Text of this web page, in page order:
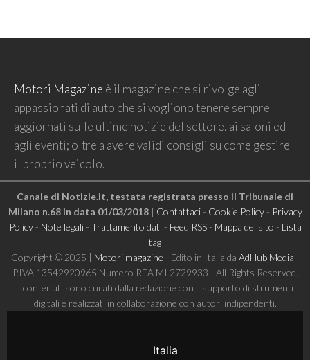
Motori Magazine è il magazine che si rivolge agli
appassionati di auto che si vogliono tenere sempre
aggiornati sulle ultime notizie del settore, ai saloni ed
agli eventi; oltre a avere validi consigli su come gestire
il proprio veicolo.
Canale di Notizie.it, testata registrata presso il Tribunale di
Milano n.68 in data 01/03/2018| Contattaci- Cookie Policy- Privacy
Policy- Note legali- Trattamento dati- Feed RSS- Mappa del sito - Lista
tag
Copyright © 2025 | Motori magazine - Edito in Italia da AdHub Media -
P.IVA 13542920965 Numero REA MI 2729933 - All Rights Reserved.
I contenuti sono curati dalla redazione con il supporto di strumenti
digitali e realizzati in collaborazione con autori indipendenti.
Italia